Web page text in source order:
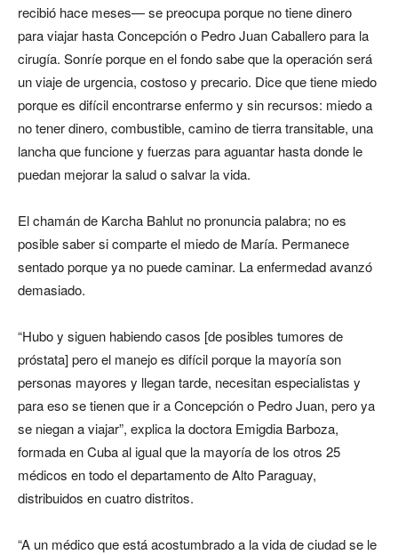
recibió hace meses— se preocupa porque no tiene dinero
para viajar hasta Concepción o Pedro Juan Caballero para la
cirugía. Sonríe porque en el fondo sabe que la operación será
un viaje de urgencia, costoso y precario. Dice que tiene miedo
porque es difícil encontrarse enfermo y sin recursos: miedo a
no tener dinero, combustible, camino de tierra transitable, una
lancha que funcione y fuerzas para aguantar hasta donde le
puedan mejorar la salud o salvar la vida.
El chamán de Karcha Bahlut no pronuncia palabra; no es
posible saber si comparte el miedo de María. Permanece
sentado porque ya no puede caminar. La enfermedad avanzó
demasiado.
“Hubo y siguen habiendo casos [de posibles tumores de
próstata] pero el manejo es difícil porque la mayoría son
personas mayores y llegan tarde, necesitan especialistas y
para eso se tienen que ir a Concepción o Pedro Juan, pero ya
se niegan a viajar”, explica la doctora Emigdia Barboza,
formada en Cuba al igual que la mayoría de los otros 25
médicos en todo el departamento de Alto Paraguay,
distribuidos en cuatro distritos.
“A un médico que está acostumbrado a la vida de ciudad se le